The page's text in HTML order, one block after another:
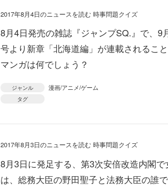
2017年8月4日のニュースを読む 時事問題クイズ
8月4日発売の雑誌『ジャンプSQ.』で、9
号より新章「北海道編」が連載されるこ
マンガは何でしょう？
ジャンル 漫画/アニメ/ゲーム
タグ
2017年8月3日のニュースを読む 時事問題クイズ
8月3日に発足する、第3次安倍改造内閣
は、総務大臣の野田聖子と法務大臣の誰